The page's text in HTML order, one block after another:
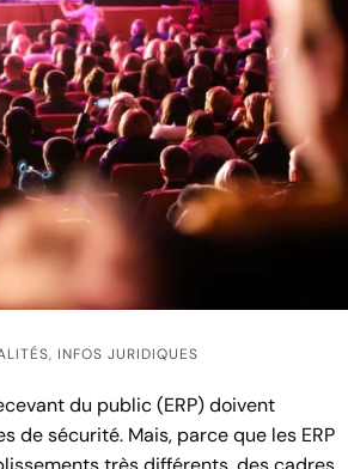
, INFOS JURIDIQUES
du public (ERP) doivent
de sécurité. Mais, parce que les ERP